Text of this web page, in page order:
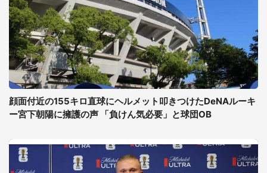
顔面付近の155キロ直球にヘルメット叩きつけたDeNAルーキ
ー宮下朝陽に擁護の声 「負けん気必要」と球団OB